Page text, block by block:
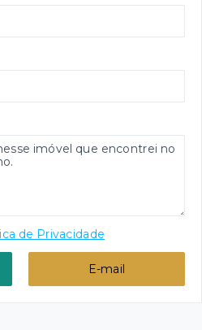
de Privacidade
E-mail